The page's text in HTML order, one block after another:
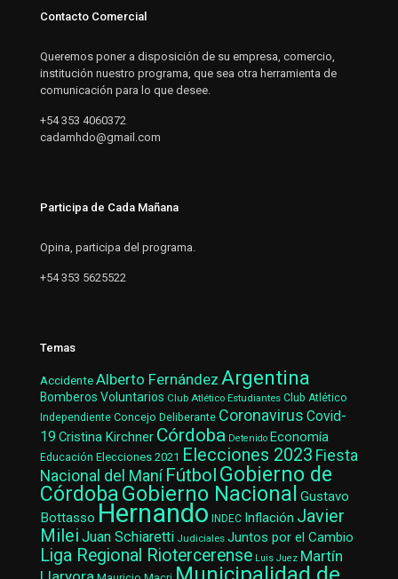
Contacto Comercial
Queremos poner a disposición de su empresa, comercio,
institución nuestro programa, que sea otra herramienta de
comunicación para lo que desee.
+54 353 4060372
cadamhdo@gmail.com
Participa de Cada Mañana
Opina, participa del programa.
+54 353 5625522
Temas
AccidenteAlberto Fernández Argentina
Bomberos Voluntarios Club Atlético Estudiantes Club Atlético
Independiente Concejo Deliberante Coronavirus Covid-
19 Cristina Kirchner Córdoba Detenido Economía
Educación Elecciones 2021 Elecciones 2023 Fiesta
Nacional del Maní Fútbol Gobierno de
CórdobaGobierno Nacional Gustavo
Bottasso Hernando INDEC Inflación Javier
Milei Juan Schiaretti Judiciales Juntos por el Cambio
Liga Regional Riotercerense Luis Juez Martín